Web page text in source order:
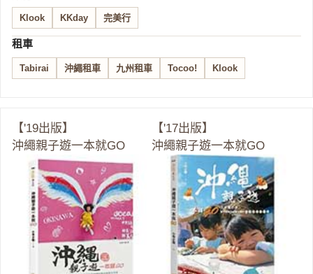
Klook KKday 完美行
租車
Tabirai 沖繩租車 九州租車 Tocoo! Klook
【'19出版】
沖繩親子遊一本就GO
【'17出版】
沖繩親子遊一本就GO